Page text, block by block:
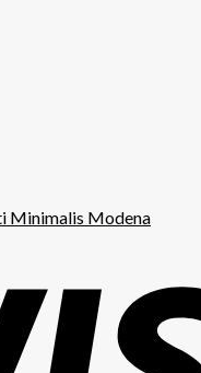
Minimalis Modena